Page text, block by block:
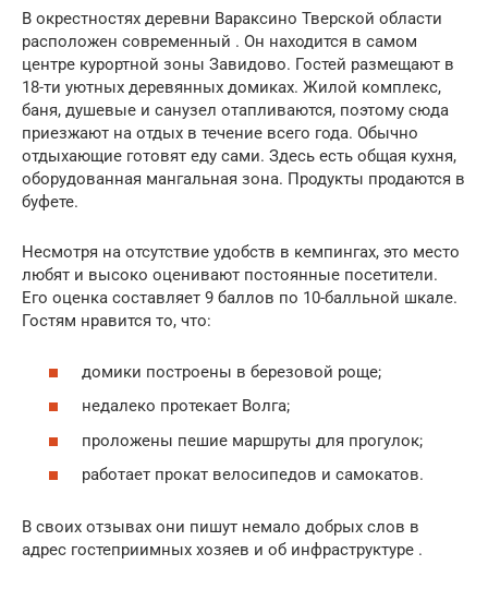
В окрестностях деревни Вараксино Тверской области
расположен современный . Он находится в самом
центре курортной зоны Завидово. Гостей размещают в
18-ти уютных деревянных домиках. Жилой комплекс,
баня, душевые и санузел отапливаются, поэтому сюда
приезжают на отдых в течение всего года. Обычно
отдыхающие готовят еду сами. Здесь есть общая кухня,
оборудованная мангальная зона. Продукты продаются в
буфете.
Несмотря на отсутствие удобств в кемпингах, это место
любят и высоко оценивают постоянные посетители.
Его оценка составляет 9 баллов по 10-балльной шкале.
Гостям нравится то, что:
домики построены в березовой роще;
недалеко протекает Волга;
проложены пешие маршруты для прогулок;
работает прокат велосипедов и самокатов.
В своих отзывах они пишут немало добрых слов в
адрес гостеприимных хозяев и об инфраструктуре .